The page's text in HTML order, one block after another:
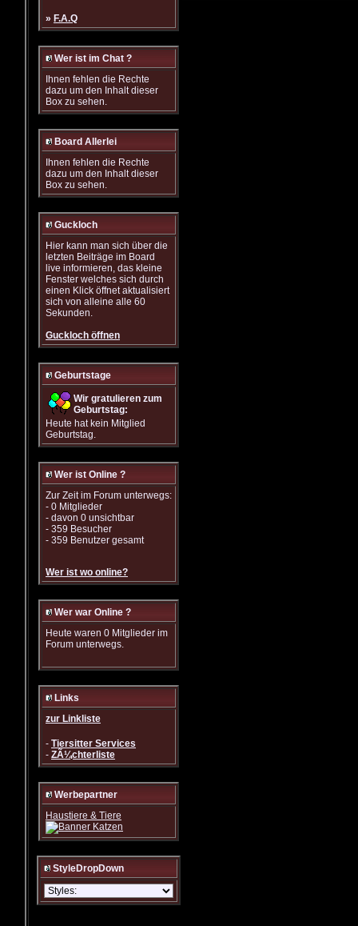
» F.A.Q
Wer ist im Chat ?
Ihnen fehlen die Rechte
dazu um den Inhalt dieser
Box zu sehen.
Board Allerlei
Ihnen fehlen die Rechte
dazu um den Inhalt dieser
Box zu sehen.
Guckloch
Hier kann man sich über die
letzten Beiträge im Board
live informieren, das kleine
Fenster welches sich durch
einen Klick öffnet aktualisiert
sich von alleine alle 60
Sekunden.
Guckloch öffnen
Geburtstage
Wir gratulieren zum
Geburtstag:
Heute hat kein Mitglied
Geburtstag.
Wer ist Online ?
Zur Zeit im Forum unterwegs:
- 0 Mitglieder
- davon 0 unsichtbar
- 359 Besucher
- 359 Benutzer gesamt
Wer ist wo online?
Wer war Online ?
Heute waren 0 Mitglieder im
Forum unterwegs.
Links
zur Linkliste
- Tiersitter Services
- ZÃ¼chterliste
Werbepartner
Haustiere & Tiere
StyleDropDown